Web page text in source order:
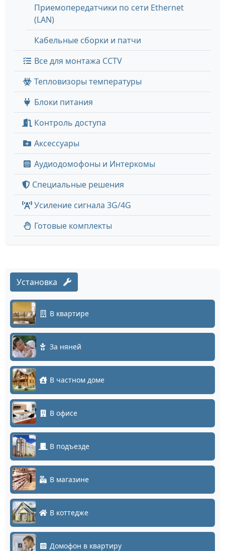
Приемопередатчики по сети Ethernet
(LAN)
Кабельные сборки и патчи
Все для монтажа CCTV
Тепловизоры температуры
Блоки питания
Контроль доступа
Аксессуары
Аудиодомофоны и Интеркомы
Специальные решения
Усиление сигнала 3G/4G
Готовые комплекты
Установка
В квартире
За няней
В частном доме
В офисе
В подъезде
В магазине
В коттедже
Домофон в квартиру